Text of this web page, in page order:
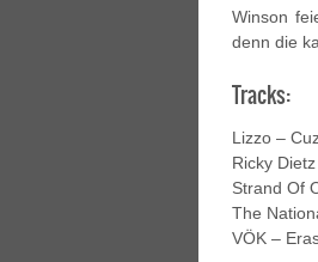
Winson
denn die
Tracks:
Lizzo –
Ricky
Strand Of
The
VÖK –